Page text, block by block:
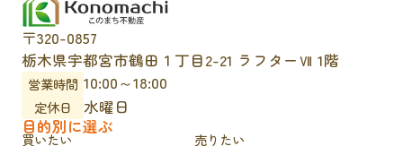
〒320-0857
栃木県宇都宮市鶴田１丁目2-21 ラフターⅦ 1階
営業時間 10:00～18:00
定休日
水曜日
目的別に選ぶ
買いたい 売りたい